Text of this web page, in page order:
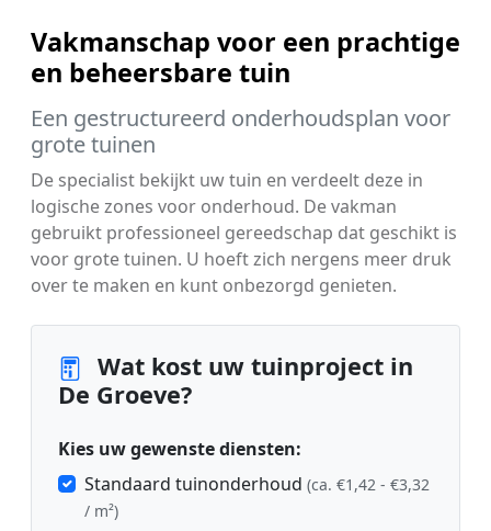
Vakmanschap voor een prachtige
en beheersbare tuin
Een gestructureerd onderhoudsplan voor
grote tuinen
De specialist bekijkt uw tuin en verdeelt deze in
logische zones voor onderhoud. De vakman
gebruikt professioneel gereedschap dat geschikt is
voor grote tuinen. U hoeft zich nergens meer druk
over te maken en kunt onbezorgd genieten.
Wat kost uw tuinproject in
De Groeve?
Kies uw gewenste diensten:
Standaard tuinonderhoud (ca. €1,42 - €3,32
/ m²)